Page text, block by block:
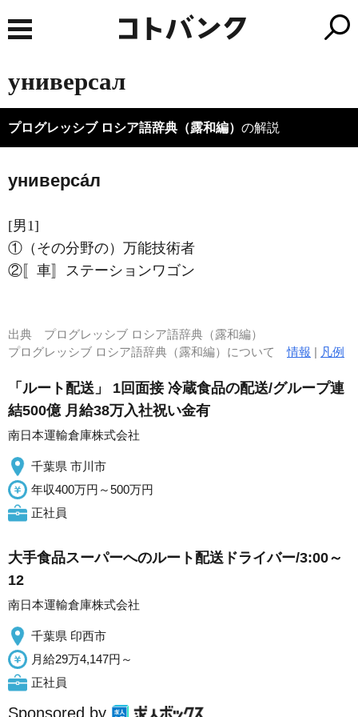
универсал
プログレッシブ ロシア語辞典（露和編） の解説
универса́л
[男1]
①（その分野の）万能技術者
②〚車〛ステーションワゴン
出典 プログレッシブ ロシア語辞典（露和編）
プログレッシブ ロシア語辞典（露和編）について情報 | 凡例
「ルート配送」 1回面接 冷蔵食品の配送/グループ連
結500億 月給38万入社祝い金有
南日本運輸倉庫株式会社
千葉県 市川市
年収400万円～500万円
正社員
大手食品スーパーへのルート配送ドライバー/3:00～
12
南日本運輸倉庫株式会社
千葉県 印西市
月給29万4,147円～
正社員
Sponsored by